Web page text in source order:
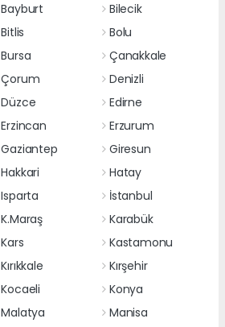
Bayburt
Bilecik
Bitlis
Bolu
Bursa
Çanakkale
Çorum
Denizli
Düzce
Edirne
Erzincan
Erzurum
Gaziantep
Giresun
Hakkari
Hatay
Isparta
İstanbul
K.Maraş
Karabük
Kars
Kastamonu
Kırıkkale
Kırşehir
Kocaeli
Konya
Malatya
Manisa